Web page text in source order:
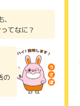
ん。予めご了承く
までポイント獲得対
クアウトが対象。
は以下の通りとな
・マカオ
ール・タイ・フィ
ず保管してくださ
れる際に、該当の
。
しかねますので、
るアプリのこと
ってなに？
の